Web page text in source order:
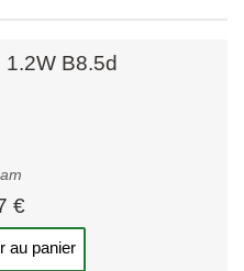
B8.5d
€
au panier